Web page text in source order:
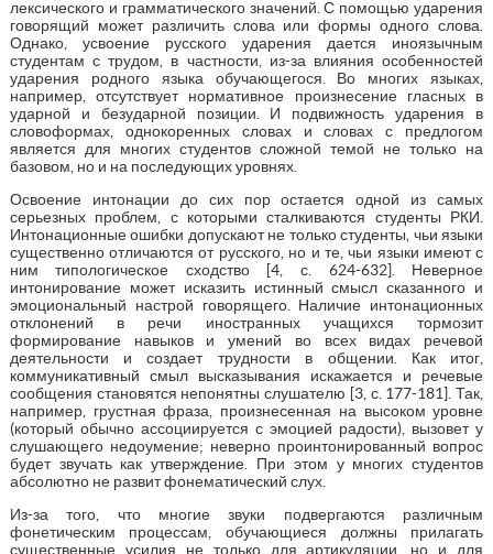
лексического и грамматического значений. С помощью ударения
говорящий может различить слова или формы одного слова.
Однако, усвоение русского ударения дается иноязычным
студентам с трудом, в частности, из-за влияния особенностей
ударения родного языка обучающегося. Во многих языках,
например, отсутствует нормативное произнесение гласных в
ударной и безударной позиции. И подвижность ударения в
словоформах, однокоренных словах и словах с предлогом
является для многих студентов сложной темой не только на
базовом, но и на последующих уровнях.
Освоение интонации до сих пор остается одной из самых
серьезных проблем, с которыми сталкиваются студенты РКИ.
Интонационные ошибки допускают не только студенты, чьи языки
существенно отличаются от русского, но и те, чьи языки имеют с
ним типологическое сходство [4, с. 624-632]. Неверное
интонирование может исказить истинный смысл сказанного и
эмоциональный настрой говорящего. Наличие интонационных
отклонений в речи иностранных учащихся тормозит
формирование навыков и умений во всех видах речевой
деятельности и создает трудности в общении. Как итог,
коммуникативный смыл высказывания искажается и речевые
сообщения становятся непонятны слушателю [3, с. 177-181]. Так,
например, грустная фраза, произнесенная на высоком уровне
(который обычно ассоциируется с эмоцией радости), вызовет у
слушающего недоумение; неверно проинтонированный вопрос
будет звучать как утверждение. При этом у многих студентов
абсолютно не развит фонематический слух.
Из-за того, что многие звуки подвергаются различным
фонетическим процессам, обучающиеся должны прилагать
существенные усилия не только для артикуляции, но и для